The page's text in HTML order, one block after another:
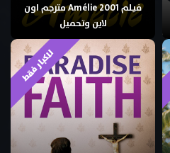
فيلم Amélie 2001 مترجم اون
لاين وتحميل
للكبار فقط